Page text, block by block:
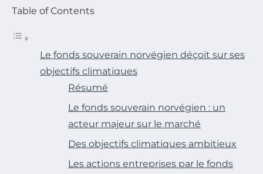
Table of Contents
Le fonds souverain norvégien déçoit sur ses
objectifs climatiques
Résumé
Le fonds souverain norvégien : un
acteur majeur sur le marché
Des objectifs climatiques ambitieux
Les actions entreprises par le fonds